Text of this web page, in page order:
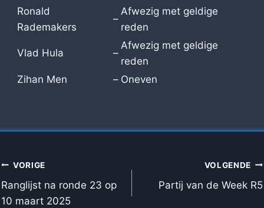
Ronald
Rademakers
–
Afwezig met geldige
reden
Vlad Hula –
Afwezig met geldige
reden
Zihan Men
– Oneven
BERICHT
NAVIGATIE
VORIGE
Ranglijst na ronde 23 op
10 maart 2025
VOLGENDE
Partij van de Week R5